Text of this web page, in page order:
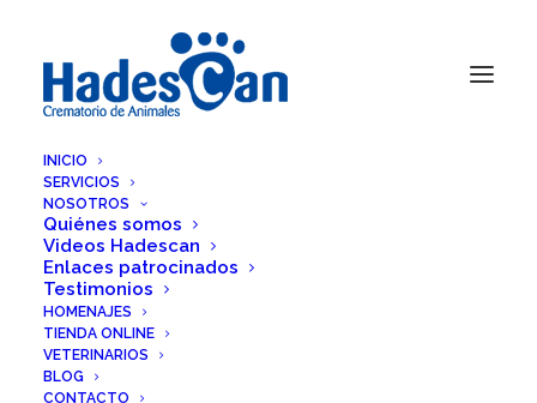
INICIO
SERVICIOS
NOSOTROS
Quiénes somos
Videos Hadescan
Enlaces patrocinados
Testimonios
HOMENAJES
TIENDA ONLINE
VETERINARIOS
BLOG
CONTACTO
Homenajes